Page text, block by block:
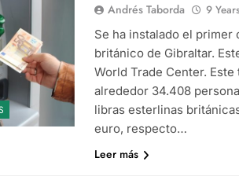
Andrés Taborda 9
Se ha instalado el
británico de Gibraltar.
World Trade Center.
alrededor 34.408
libras esterlinas
euro, respecto…
Leer más